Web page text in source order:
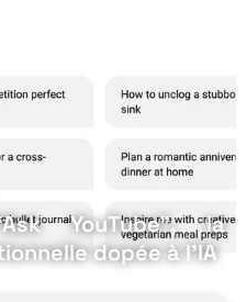
YouTube”, la
dopée à l’IA